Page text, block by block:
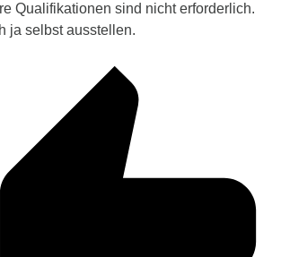
Qualifikationen sind nicht erforderlich.
ja selbst ausstellen.